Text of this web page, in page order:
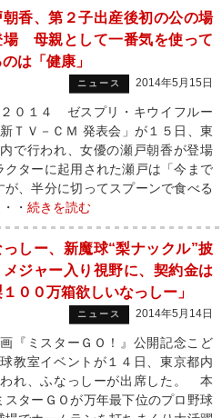
朝香、第２子出産後初の公の場
場 母親として一番気を使って
は「健康」
ニュース 2014年5月15日
０１４ ゼスプリ・キウイフルー
ＴＶ－ＣＭ 発表会」が１５日、東
で行われ、女優の瀬戸朝香が登場
ターに起用された瀬戸は「今まで
、半分に切ってスプーンで食べる
・ 続きを読む
っしー、新魔球“梨ナックル”披
ジャー入り視野に、契約金は
１００万箱欲しいなっしー」
ニュース 2014年5月14日
『ミスターＧＯ！』公開記念こど
教室イベントが１４日、東京都内
れ、ふなっしーが出席した。 本
ターＧＯが万年最下位のプロ野球